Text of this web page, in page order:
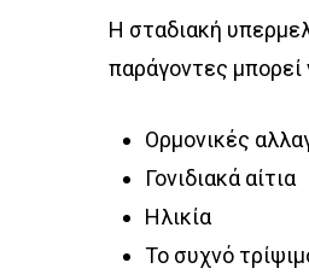
Η σταδιακή
παράγοντες μπορεί
Ορμονικές
Γονιδιακά αίτια
Ηλικία
Το συχνό